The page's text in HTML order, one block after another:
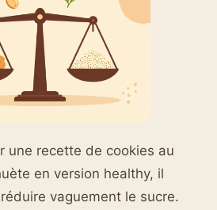
une recette de cookies au
en version healthy, il
vaguement le sucre.